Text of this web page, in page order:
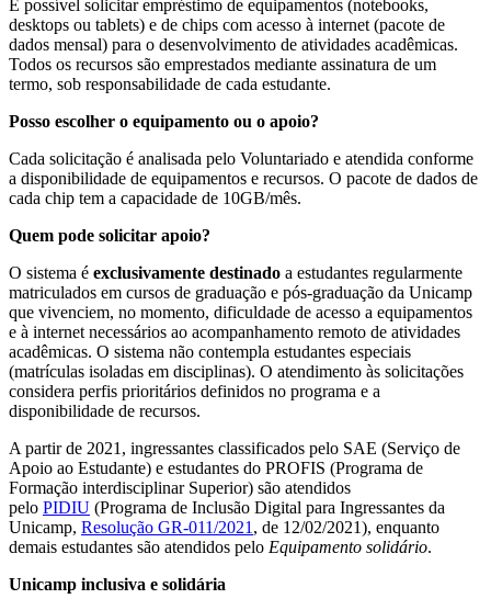
É possível solicitar empréstimo de equipamentos (notebooks,
desktops ou tablets) e de chips com acesso à internet (pacote de
dados mensal) para o desenvolvimento de atividades acadêmicas.
Todos os recursos são emprestados mediante assinatura de um
termo, sob responsabilidade de cada estudante.
Posso escolher o equipamento ou o apoio?
Cada solicitação é analisada pelo Voluntariado e atendida conforme
a disponibilidade de equipamentos e recursos. O pacote de dados de
cada chip tem a capacidade de 10GB/mês.
Quem pode solicitar apoio?
O sistema é exclusivamente destinado a estudantes regularmente
matriculados em cursos de graduação e pós-graduação da Unicamp
que vivenciem, no momento, dificuldade de acesso a equipamentos
e à internet necessários ao acompanhamento remoto de atividades
acadêmicas. O sistema não contempla estudantes especiais
(matrículas isoladas em disciplinas). O atendimento às solicitações
considera perfis prioritários definidos no programa e a
disponibilidade de recursos.
A partir de 2021, ingressantes classificados pelo SAE (Serviço de
Apoio ao Estudante) e estudantes do PROFIS (Programa de
Formação interdisciplinar Superior) são atendidos
pelo PIDIU (Programa de Inclusão Digital para Ingressantes da
Unicamp, Resolução GR-011/2021 , de 12/02/2021), enquanto
demais estudantes são atendidos pelo Equipamento solidário.
Unicamp inclusiva e solidária